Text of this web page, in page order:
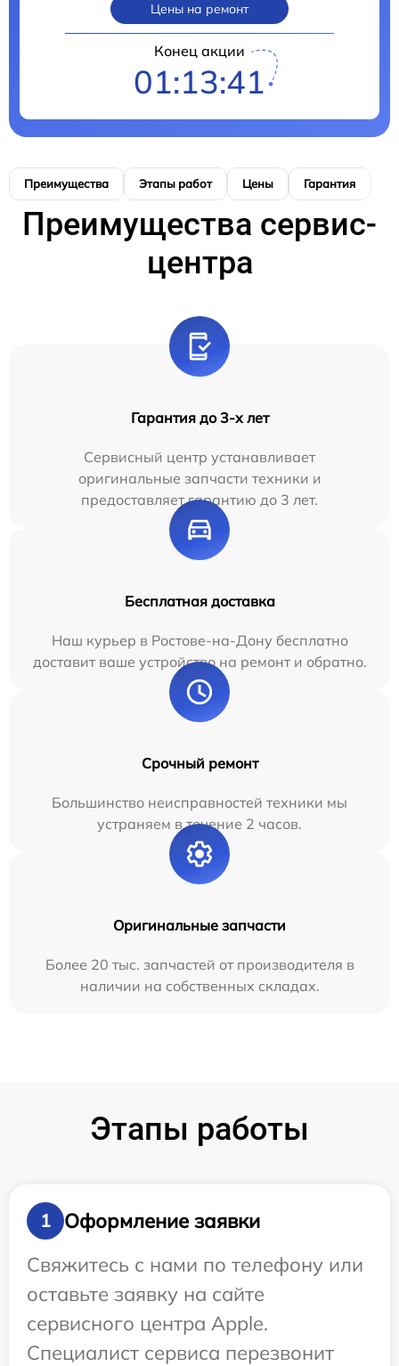
Цены на ремонт
Конец акции
01:13:40
Преимущества Этапы работ Цены Гарантия
Преимущества сервис-
центра
Гарантия до 3-х лет
Сервисный центр устанавливает
оригинальные запчасти техники и
предоставляет гарантию до 3 лет.
Бесплатная доставка
Наш курьер в Ростове-на-Дону бесплатно
доставит ваше устройство на ремонт и обратно.
Срочный ремонт
Большинство неисправностей техники мы
устраняем в течение 2 часов.
Оригинальные запчасти
Более 20 тыс. запчастей от производителя в
наличии на собственных складах.
Этапы работы
1
Оформление заявки
Свяжитесь с нами по телефону или
оставьте заявку на сайте
сервисного центра Apple.
Специалист сервиса перезвонит